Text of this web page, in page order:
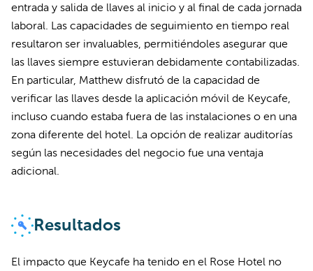
entrada y salida de llaves al inicio y al final de cada jornada
laboral. Las capacidades de seguimiento en tiempo real
resultaron ser invaluables, permitiéndoles asegurar que
las llaves siempre estuvieran debidamente contabilizadas.
En particular, Matthew disfrutó de la capacidad de
verificar las llaves desde la aplicación móvil de Keycafe,
incluso cuando estaba fuera de las instalaciones o en una
zona diferente del hotel. La opción de realizar auditorías
según las necesidades del negocio fue una ventaja
adicional.
Resultados
El impacto que Keycafe ha tenido en el Rose Hotel no